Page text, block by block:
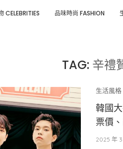
CELEBRITIES 品味時尚 FASHION
TAG: 辛禮
生活風格
韓國
票價
2025 年